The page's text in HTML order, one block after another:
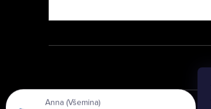
Anna (Všemina)
právě objednal: